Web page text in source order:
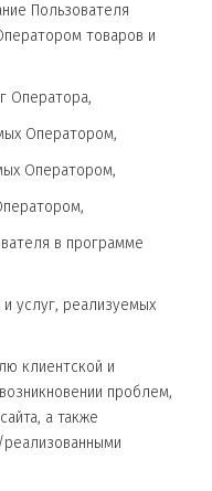
Пользователя
товаров и
Оператора,
Оператором,
Оператором,
в программе
услуг, реализуемых
клиентской и
проблем,
а также